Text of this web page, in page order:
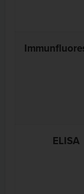
ELISA